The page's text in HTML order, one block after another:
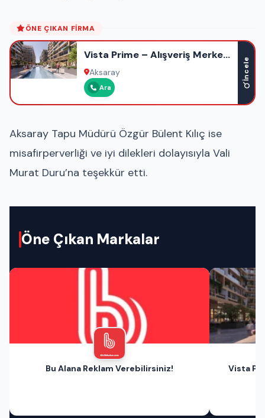
ÖNE ÇIKAN FIRMA
Vista Prime – Alışveriş Merkezi
– Ofis – Otel – Rezidans
Aksaray
Ara
İncele
Aksaray Tapu Müdürü Özgür Bülent Kılıç ise
misafirperverliği ve iyi dilekleri dolayısıyla Vali
Murat Duru’na teşekkür etti.
Öne Çıkan Markalar
Bu Alana Reklam Verebilirsiniz! Vista